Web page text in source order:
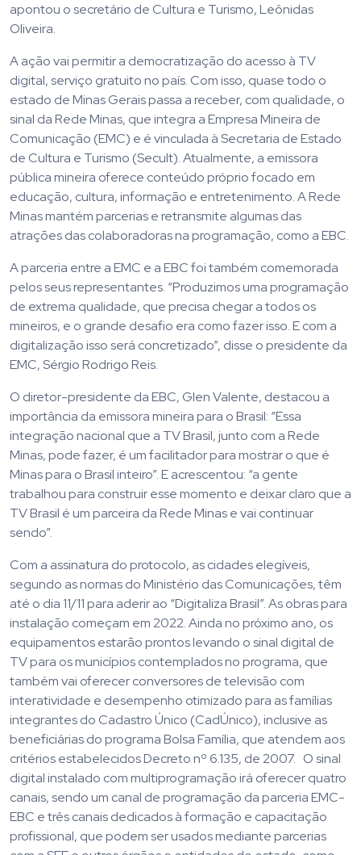
apontou o secretário de Cultura e Turismo, Leônidas
Oliveira.
A ação vai permitir a democratização do acesso à TV
digital, serviço gratuito no país. Com isso, quase todo o
estado de Minas Gerais passa a receber, com qualidade, o
sinal da Rede Minas, que integra a Empresa Mineira de
Comunicação (EMC) e é vinculada à Secretaria de Estado
de Cultura e Turismo (Secult). Atualmente, a emissora
pública mineira oferece conteúdo próprio focado em
educação, cultura, informação e entretenimento. A Rede
Minas mantém parcerias e retransmite algumas das
atrações das colaboradoras na programação, como a EBC.
A parceria entre a EMC e a EBC foi também comemorada
pelos seus representantes. “Produzimos uma programação
de extrema qualidade, que precisa chegar a todos os
mineiros, e o grande desafio era como fazer isso. E com a
digitalização isso será concretizado”, disse o presidente da
EMC, Sérgio Rodrigo Reis.
O diretor-presidente da EBC, Glen Valente, destacou a
importância da emissora mineira para o Brasil: “Essa
integração nacional que a TV Brasil, junto com a Rede
Minas, pode fazer, é um facilitador para mostrar o que é
Minas para o Brasil inteiro”. E acrescentou: “a gente
trabalhou para construir esse momento e deixar claro que a
TV Brasil é um parceira da Rede Minas e vai continuar
sendo”.
Com a assinatura do protocolo, as cidades elegíveis,
segundo as normas do Ministério das Comunicações, têm
até o dia 11/11 para aderir ao “Digitaliza Brasil”. As obras para
instalação começam em 2022. Ainda no próximo ano, os
equipamentos estarão prontos levando o sinal digital de
TV para os municípios contemplados no programa, que
também vai oferecer conversores de televisão com
interatividade e desempenho otimizado para as famílias
integrantes do Cadastro Único (CadÚnico), inclusive as
beneficiárias do programa Bolsa Família, que atendem aos
critérios estabelecidos Decreto nº 6.135, de 2007. O sinal
digital instalado com multiprogramação irá oferecer quatro
canais, sendo um canal de programação da parceria EMC-
EBC e três canais dedicados à formação e capacitação
profissional, que podem ser usados mediante parcerias